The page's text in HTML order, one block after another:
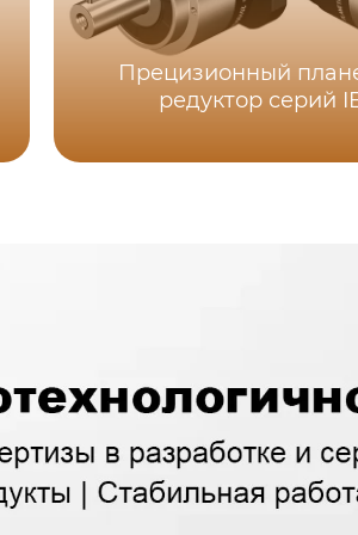
Прецизионный
редуктор серий